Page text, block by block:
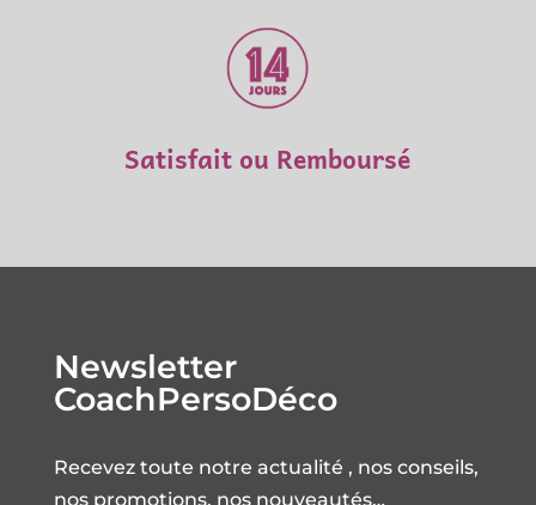
Satisfait ou Remboursé
Newsletter
CoachPersoDéco
Recevez toute notre actualité , nos conseils,
nos promotions, nos nouveautés…